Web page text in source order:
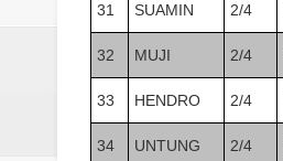
31 SUAMIN 2/4
32 MUJI 2/4
33 HENDRO 2/4
34 UNTUNG 2/4